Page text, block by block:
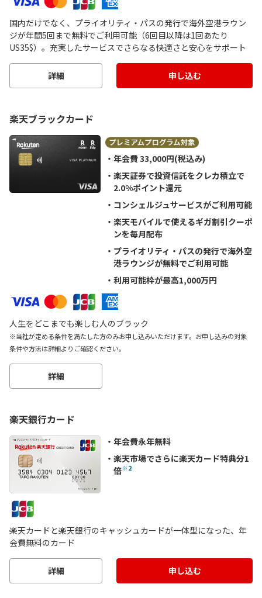
国内だけでなく、プライオリティ・パスの発行で海外空港ラウン
ジが年間5回まで無料でご利用可能（6回目以降は1回あたり
US35$）。充実したサービスでさらなる快適さと安心をサポート
詳細 申し込む
楽天ブラックカード
年会費 33,000円(税込み)
楽天証券で投資信託をクレカ積立で
2.0%ポイント還元
コンシェルジュサービスがご利用可能
楽天モバイルで使えるギガ割引クーポ
ンを毎月配布
プライオリティ・パスの発行で海外空
港ラウンジが無料でご利用可能
利用可能枠が最高1,000万円
人生をどこまでも楽しむ人のブラック
※当社が定める条件を満たした方のみお申し込みいただけます。お申し込みの対象
条件や方法は詳細よりご確認ください。
詳細
楽天銀行カード
年会費永年無料
楽天市場でさらに楽天カード特典分1
倍※2
楽天カードと楽天銀行のキャッシュカードが一体型になった、年
会費無料のカード
詳細 申し込む